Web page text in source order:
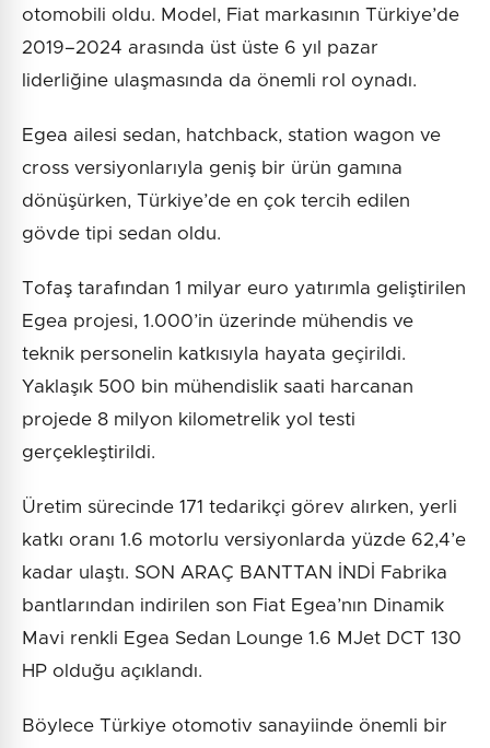
otomobili oldu. Model, Fiat markasının Türkiye’de
2019–2024 arasında üst üste 6 yıl pazar
liderliğine ulaşmasında da önemli rol oynadı.
Egea ailesi sedan, hatchback, station wagon ve
cross versiyonlarıyla geniş bir ürün gamına
dönüşürken, Türkiye’de en çok tercih edilen
gövde tipi sedan oldu.
Tofaş tarafından 1 milyar euro yatırımla geliştirilen
Egea projesi, 1.000’in üzerinde mühendis ve
teknik personelin katkısıyla hayata geçirildi.
Yaklaşık 500 bin mühendislik saati harcanan
projede 8 milyon kilometrelik yol testi
gerçekleştirildi.
Üretim sürecinde 171 tedarikçi görev alırken, yerli
katkı oranı 1.6 motorlu versiyonlarda yüzde 62,4’e
kadar ulaştı. SON ARAÇ BANTTAN İNDİ Fabrika
bantlarından indirilen son Fiat Egea’nın Dinamik
Mavi renkli Egea Sedan Lounge 1.6 MJet DCT 130
HP olduğu açıklandı.
Böylece Türkiye otomotiv sanayiinde önemli bir